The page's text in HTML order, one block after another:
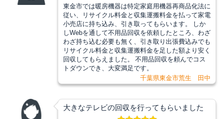
東金市では暖房機器は特定家庭用機器再商品化法に
従い、リサイクル料金と収集運搬料金を払って家電
小売店に持ち込み、引き取ってもらいます。 しか
しWebを通して不用品回収を依頼したところ、わざ
わざ持ち込む必要も無く、引き取り出張費込みでも
リサイクル料金と収集運搬料金を足した額より安く
回収してもらえました。 不用品回収を頼んでコス
トダウンでき、大変満足です。
千葉県東金市荒生 田中
大きなテレビの回収を行ってもらいました